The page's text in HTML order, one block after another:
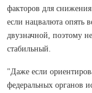
факторов для снижения
если нацвалюта опять
двузначной, поэтому
стабильный.
"Даже если
федеральных органов